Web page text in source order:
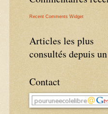
Recent Comments Widget
Articles les plus
consultés depuis
Contact